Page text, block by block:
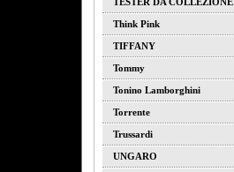
Think Pink
TIFFANY
Tommy
Tonino Lamborghini
Torrente
Trussardi
UNGARO